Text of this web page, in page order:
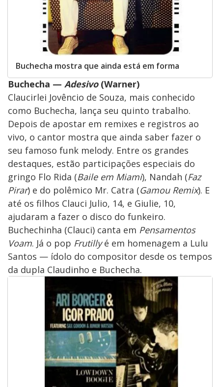
Buchecha mostra que ainda está em forma
Buchecha — Adesivo(Warner)
Claucirlei Jovêncio de Souza, mais conhecido
como Buchecha, lança seu quinto trabalho.
Depois de apostar em remixes e registros ao
vivo, o cantor mostra que ainda saber fazer o
seu famoso funk melody. Entre os grandes
destaques, estão participações especiais do
gringo Flo Rida (Baile em Miami), Nandah (Faz
Pirar) e do polêmico Mr. Catra (Gamou Remix). E
até os filhos Clauci Julio, 14, e Giulie, 10,
ajudaram a fazer o disco do funkeiro.
Buchechinha (Clauci) canta em Pensamentos
Voam. Já o pop Frutillyé em homenagem a Lulu
Santos — ídolo do compositor desde os tempos
da dupla Claudinho e Buchecha.